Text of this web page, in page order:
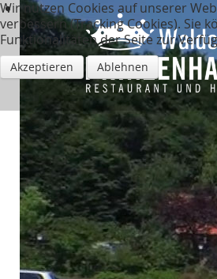
Wir nutzen Cookies auf unserer
verbessern (Tracking Cookies). Sie
Funktionalitäten der Seite zur
Akzeptieren Ablehnen